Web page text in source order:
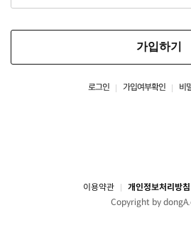
가입하기
로그인 가입여부확인 비
이용약관 개인정보처리방침
Copyright by